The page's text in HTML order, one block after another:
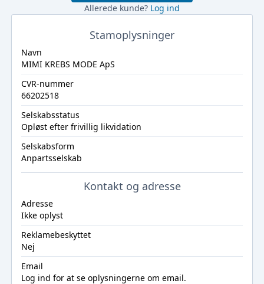
Allerede kunde? Log ind
Stamoplysninger
Navn
MIMI KREBS MODE ApS
CVR-nummer
66202518
Selskabsstatus
Opløst efter frivillig likvidation
Selskabsform
Anpartsselskab
Kontakt og adresse
Adresse
Ikke oplyst
Reklamebeskyttet
Nej
Email
Log ind for at se oplysningerne om email.